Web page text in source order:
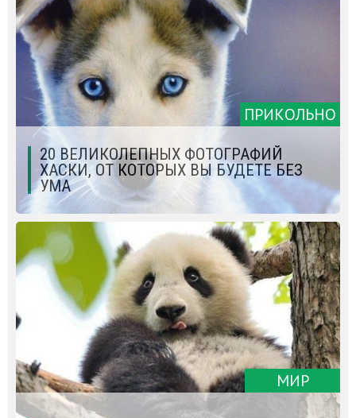
ПРИКОЛЬНО
20 ВЕЛИКОЛЕПНЫХ ФОТОГРАФИЙ
ХАСКИ, ОТ КОТОРЫХ ВЫ БУДЕТЕ БЕЗ
УМА
МИР